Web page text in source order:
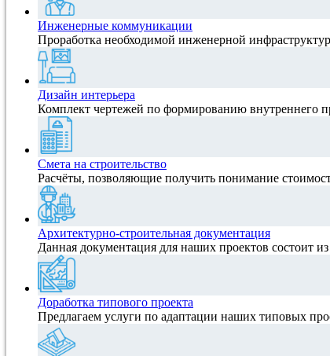
Инженерные коммуникации
Проработка необходимой инженерной
Дизайн интерьера
Комплект чертежей по формированию внутреннего
Смета на строительство
Расчёты, позволяющие получить понимание
Архитектурно-строительная документация
Данная документация для наших проектов состоит
Доработка типового проекта
Предлагаем услуги по адаптации наших типовых